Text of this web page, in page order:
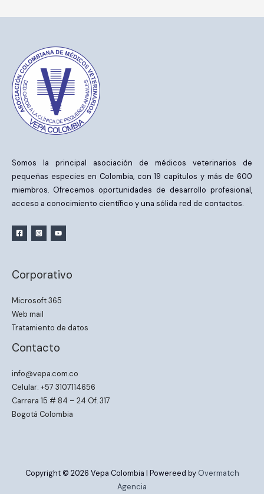
Somos la principal asociación de médicos veterinarios de
pequeñas especies en Colombia, con 19 capítulos y más de 600
miembros. Ofrecemos oportunidades de desarrollo profesional,
acceso a conocimiento científico y una sólida red de contactos.
Corporativo
Microsoft 365
Web mail
Tratamiento de datos
Contacto
info@vepa.com.co
Celular: +57 3107114656
Carrera 15 # 84 – 24 Of. 317
Bogotá Colombia
Copyright © 2026 Vepa Colombia | Powereed by Overmatch
Agencia